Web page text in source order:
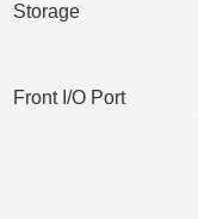
Storage
Front I/O Port